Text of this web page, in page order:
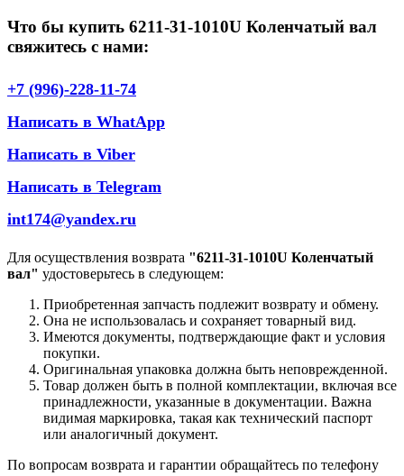
Что бы купить 6211-31-1010U Коленчатый вал
свяжитесь с нами:
+7 (996)-228-11-74
Написать в WhatApp
Написать в Viber
Написать в Telegram
int174@yandex.ru
Для осуществления возврата "6211-31-1010U Коленчатый
вал" удостоверьтесь в следующем:
Приобретенная запчасть подлежит возврату и обмену.
Она не использовалась и сохраняет товарный вид.
Имеются документы, подтверждающие факт и условия
покупки.
Оригинальная упаковка должна быть неповрежденной.
Товар должен быть в полной комплектации, включая все
принадлежности, указанные в документации. Важна
видимая маркировка, такая как технический паспорт
или аналогичный документ.
По вопросам возврата и гарантии обращайтесь по телефону